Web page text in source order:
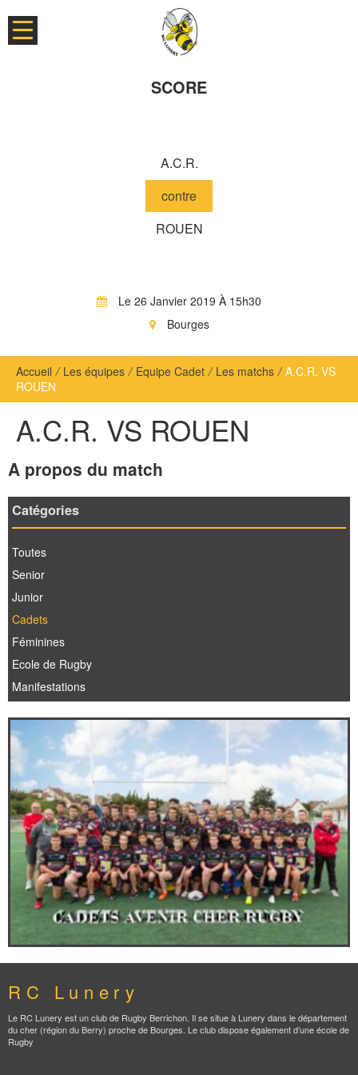
SCORE
A.C.R.
contre
ROUEN
Le 26 Janvier 2019 À 15h30
Bourges
Accueil / Les équipes / Equipe Cadet / Les matchs / A.C.R. VS
ROUEN
A.C.R. VS ROUEN
A propos du match
Catégories
Toutes
Senior
Junior
Cadets
Féminines
Ecole de Rugby
Manifestations
RC Lunery
Le RC Lunery est un club de Rugby Berrichon. Il se situe à Lunery dans le département
du cher (région du Berry) proche de Bourges. Le club dispose également d’une école de
Rugby